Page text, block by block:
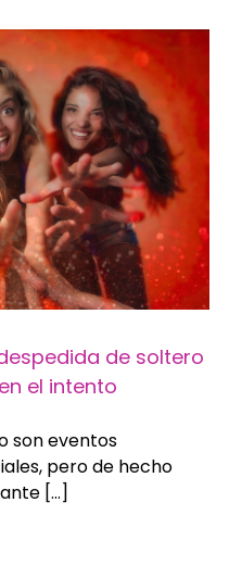
de soltero
el intento
son eventos
pero de hecho
[...]